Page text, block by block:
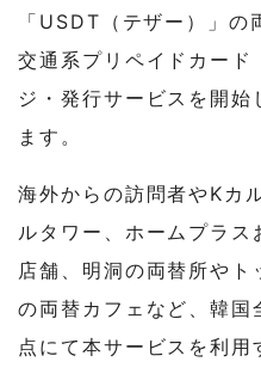
「USDT（テザー）」の
交通系プリペイドカー
ジ・発行サービスを開
ます。
海外からの訪問者やKカ
ルタワー、ホームプラ
店舗、明洞の両替所や
の両替カフェなど、韓
点にて本サービスを利用